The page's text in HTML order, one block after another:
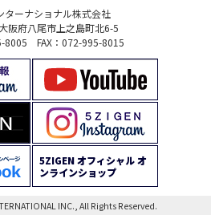
ターナショナル株式会社
阪府八尾市上之島町北6-5
8005 FAX：072-995-8015
5ZIGEN オフィシャル オ
ンラインショップ
INC., All Rights Reserved.